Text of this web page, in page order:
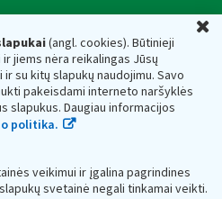
(angl. cookies). Būtinieji
jiems nėra reikalingas Jūsų
su kitų slapukų naudojimu. Savo
pakeisdami interneto naršyklės
slapukus. Daugiau informacijos
politika.
veikimui ir įgalina pagrindines
svetainė negali tinkamai veikti.
kodas — 188659752,
Vilnius, Lietuva, el.paštas:
adresas 188659752
inspekciją prie Lietuvos
kaupiami ir saugomi Juridinių